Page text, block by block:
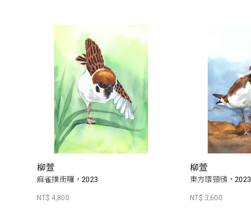
柳萱
麻雀撲街囉，2023
NT$ 4,800
柳萱
東方環頸鴴，2023
NT$ 3,600